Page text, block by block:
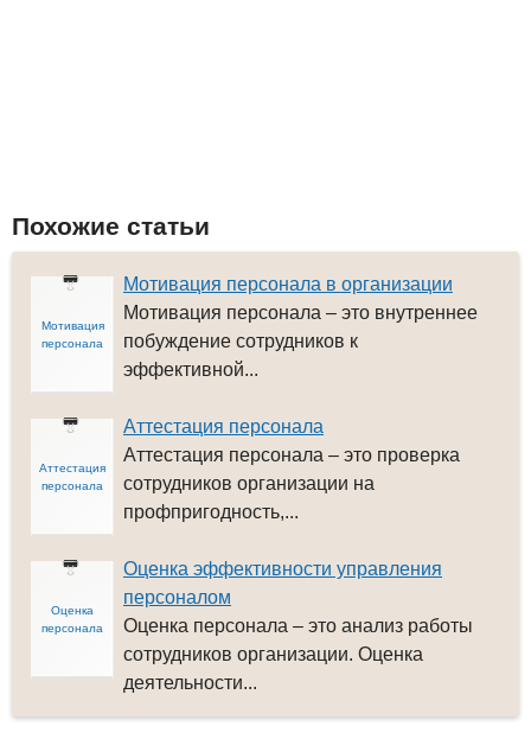
Похожие статьи
Мотивация
персонала
Мотивация персонала в организации
Мотивация персонала – это внутреннее
побуждение сотрудников к
эффективной...
Аттестация
персонала
Аттестация персонала
Аттестация персонала – это проверка
сотрудников организации на
профпригодность,...
Оценка
персонала
Оценка эффективности управления
персоналом
Оценка персонала – это анализ работы
сотрудников организации. Оценка
деятельности...